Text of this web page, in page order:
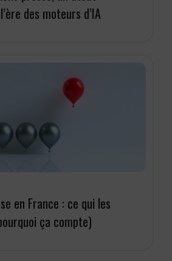
des moteurs d’IA
en France : ce qui les
ça compte)